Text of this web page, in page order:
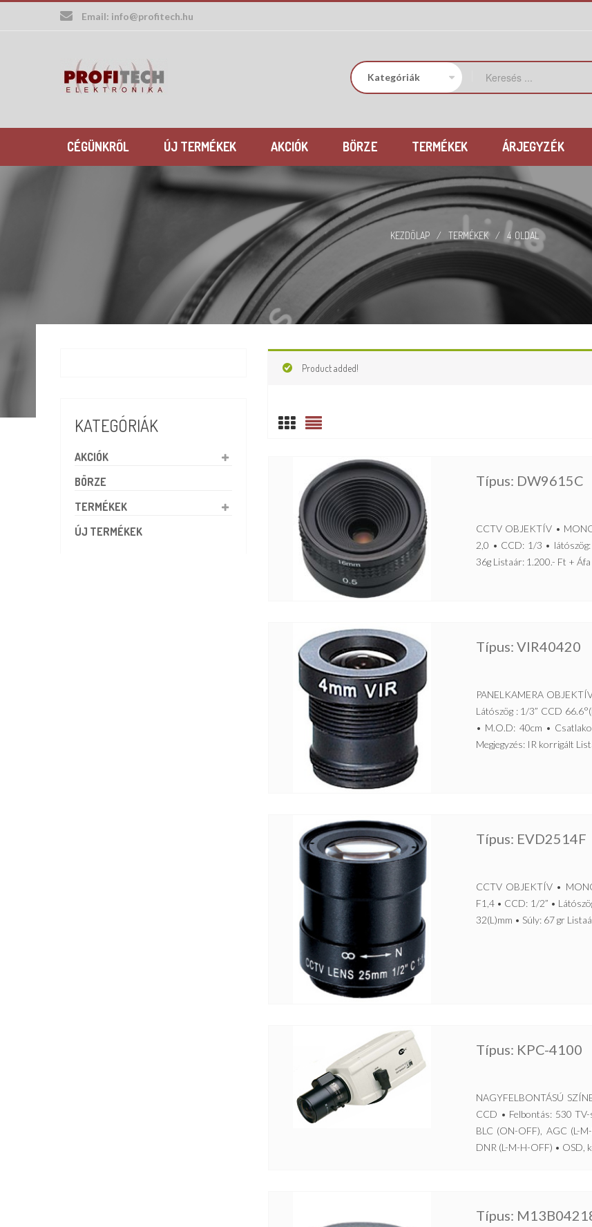
Email: info@profitech.hu
CÉGÜNKRŐL ÚJ TERMÉKEK AKCIÓK BÖRZE TERMÉKEK ÁRJEGYZÉK
KEZDŐLAP / TERMÉKEK / 4. OLDAL
KATEGÓRIÁK
AKCIÓK
BÖRZE
TERMÉKEK
ÚJ TERMÉKEK
Product added!
Típus: DW9615C
CCTV OBJEKTÍV •
2,0 • CCD: 1/3 •
36g Listaár: 1.200.- Ft + Áfa
Típus: VIR40420
PANELKAMERA
Látószög : 1/3” CCD
• M.O.D: 40cm •
Megjegyzés: IR korrigált
Típus: EVD2514F
CCTV OBJEKTÍV •
F1,4 • CCD: 1/2” •
32(L)mm • Súly: 67 gr
Típus: KPC-4100
NAGYFELBONTÁSÚ
CCD • Felbontás: 530
BLC (ON-OFF), AGC (L-
DNR (L-M-H-OFF) • OSD,
Típus: